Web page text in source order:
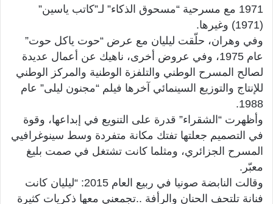
1971 مع مسرحية “مسحوق الذكاء” لـ”كاتب ياسين”
(1971) وغيرها.
وفي وهران، حلّقت ليليان مع عرض “حوت ياكل حوت”
عام 1975، وفي عروض أخرى، ناهيك عن أعمال عديدة
لصالح المسرح الوطني والتلفزة الوطنية والمركز الوطني
للإنتاج والتوزيع السينمائي آخرها فيلم “مجنون ليلى” عام
1988.
وأظهرت “الشقراء” قدرة على التنويع في إبداعها، وقوة
في التصميم جعلتها تفتك مكانة متفردة وسط سينوغرافيي
المسرح الجزائري، ومثلما كانت تشتغل في صمت بليغ
معبّر.
وقالت النابضة صونيا في ربيع العام 2015: “ليليان كانت
فنانة تلتحف الحنان والرأفة ..تجمعني معها ذكريات كثيرة